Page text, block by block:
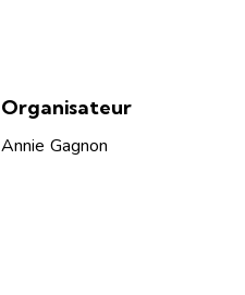
Organisateur
Annie Gagnon